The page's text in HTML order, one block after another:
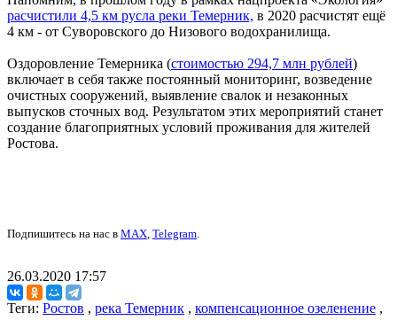
расчистили 4,5 км русла реки Темерник, в 2020 расчистят ещё
4 км - от Суворовского до Низового водохранилища.
Оздоровление Темерника (стоимостью 294,7 млн рублей)
включает в себя также постоянный мониторинг, возведение
очистных сооружений, выявление свалок и незаконных
выпусков сточных вод. Результатом этих мероприятий станет
создание благоприятных условий проживания для жителей
Ростова.
Подпишитесь на нас в MAX, Telegram.
26.03.2020 17:57
Теги: Ростов , река Темерник , компенсационное озеленение ,